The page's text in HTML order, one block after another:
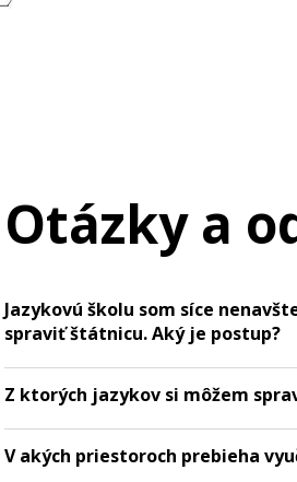
Otázky a
Jazykovú školu som síce
spraviť štátnicu. Aký je postup?
Z ktorých jazykov si môžem
V akých priestoroch prebieha